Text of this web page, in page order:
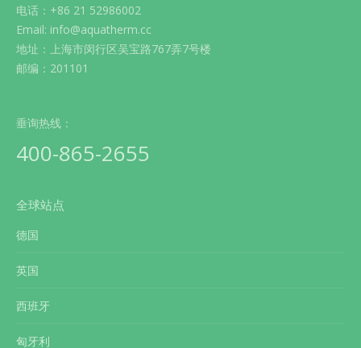
电话：+86 21 52986002
Email: info@aquatherm.cc
地址：上海市闵行区吴宝路767弄7号楼
邮编：201101
垂询热线：
400-865-2655
全球站点
德国
英国
西班牙
匈牙利